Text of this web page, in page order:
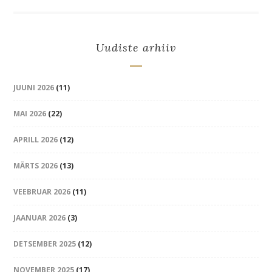
Uudiste arhiiv
JUUNI 2026 (11)
MAI 2026 (22)
APRILL 2026 (12)
MÄRTS 2026 (13)
VEEBRUAR 2026 (11)
JAANUAR 2026 (3)
DETSEMBER 2025 (12)
NOVEMBER 2025 (17)